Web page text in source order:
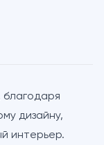
благодаря
дизайну,
интерьер.